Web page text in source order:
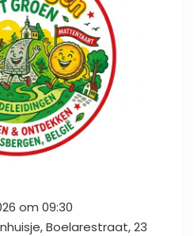
om 09:30
Boelarestraat, 23